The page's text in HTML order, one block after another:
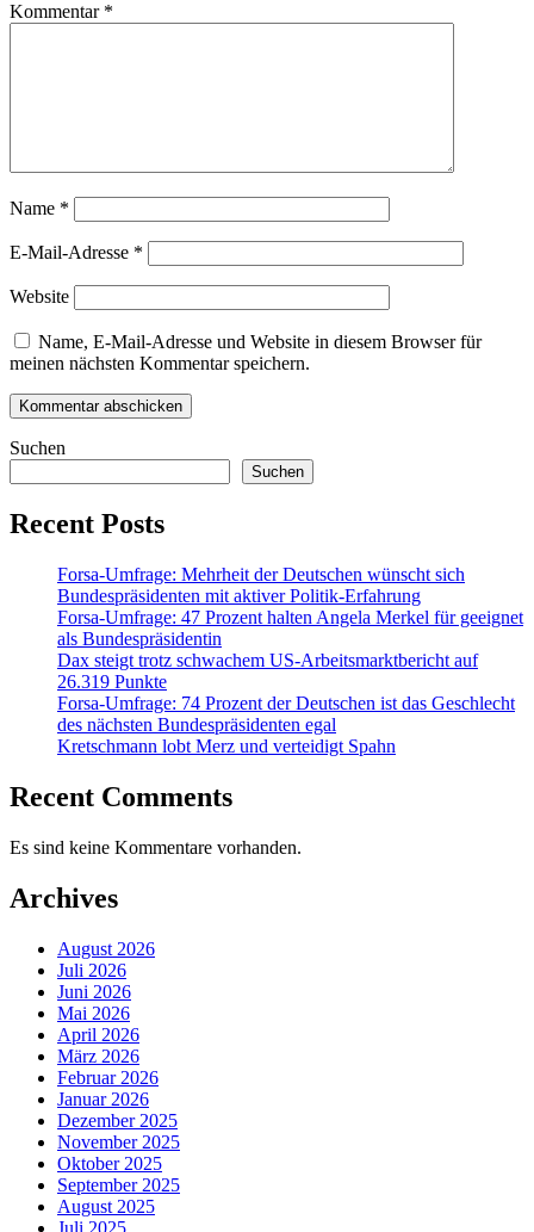
Kommentar *
Name *
E-Mail-Adresse *
Website
Name, E-Mail-Adresse und Website in diesem Browser für
meinen nächsten Kommentar speichern.
Suchen
Suchen
Recent Posts
Forsa-Umfrage: Mehrheit der Deutschen wünscht sich
Bundespräsidenten mit aktiver Politik-Erfahrung
Forsa-Umfrage: 47 Prozent halten Angela Merkel für geeignet
als Bundespräsidentin
Dax steigt trotz schwachem US-Arbeitsmarktbericht auf
26.319 Punkte
Forsa-Umfrage: 74 Prozent der Deutschen ist das Geschlecht
des nächsten Bundespräsidenten egal
Kretschmann lobt Merz und verteidigt Spahn
Recent Comments
Es sind keine Kommentare vorhanden.
Archives
August 2026
Juli 2026
Juni 2026
Mai 2026
April 2026
März 2026
Februar 2026
Januar 2026
Dezember 2025
November 2025
Oktober 2025
September 2025
August 2025
Juli 2025